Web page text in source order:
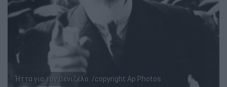
Ήττα για τον Βενιζέλο. /copyright Ap Photos